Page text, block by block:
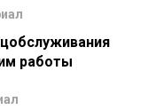
работы